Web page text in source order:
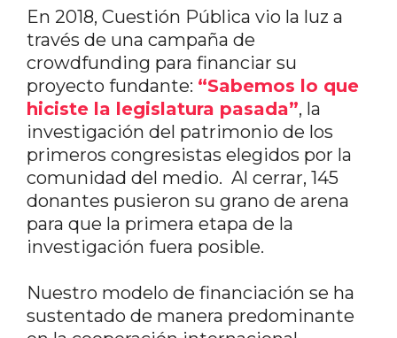
En 2018, Cuestión Pública vio la luz a
través de una campaña de
crowdfunding para financiar su
proyecto fundante: “Sabemos lo que
hiciste la legislatura pasada”, la
investigación del patrimonio de los
primeros congresistas elegidos por la
comunidad del medio. Al cerrar, 145
donantes pusieron su grano de arena
para que la primera etapa de la
investigación fuera posible.
Nuestro modelo de financiación se ha
sustentado de manera predominante